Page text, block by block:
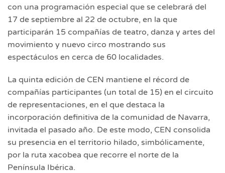
con una programación especial que se celebrará del
17 de septiembre al 22 de octubre, en la que
participarán 15 compañías de teatro, danza y artes del
movimiento y nuevo circo mostrando sus
espectáculos en cerca de 60 localidades.
La quinta edición de CEN mantiene el récord de
compañías participantes (un total de 15) en el circuito
de representaciones, en el que destaca la
incorporación definitiva de la comunidad de Navarra,
invitada el pasado año. De este modo, CEN consolida
su presencia en el territorio hilado, simbólicamente,
por la ruta xacobea que recorre el norte de la
Península Ibérica.